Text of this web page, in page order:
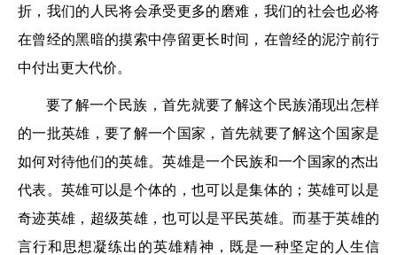
折，我们的人民将会承受更多的磨难，我们的社会也必将
在曾经的黑暗的摸索中停留更长时间，在曾经的泥泞前行
中付出更大代价。
要了解一个民族，首先就要了解这个民族涌现出怎样
的一批英雄，要了解一个国家，首先就要了解这个国家是
如何对待他们的英雄。英雄是一个民族和一个国家的杰出
代表。英雄可以是个体的，也可以是集体的；英雄可以是
奇迹英雄，超级英雄，也可以是平民英雄。而基于英雄的
言行和思想凝练出的英雄精神，既是一种坚定的人生信